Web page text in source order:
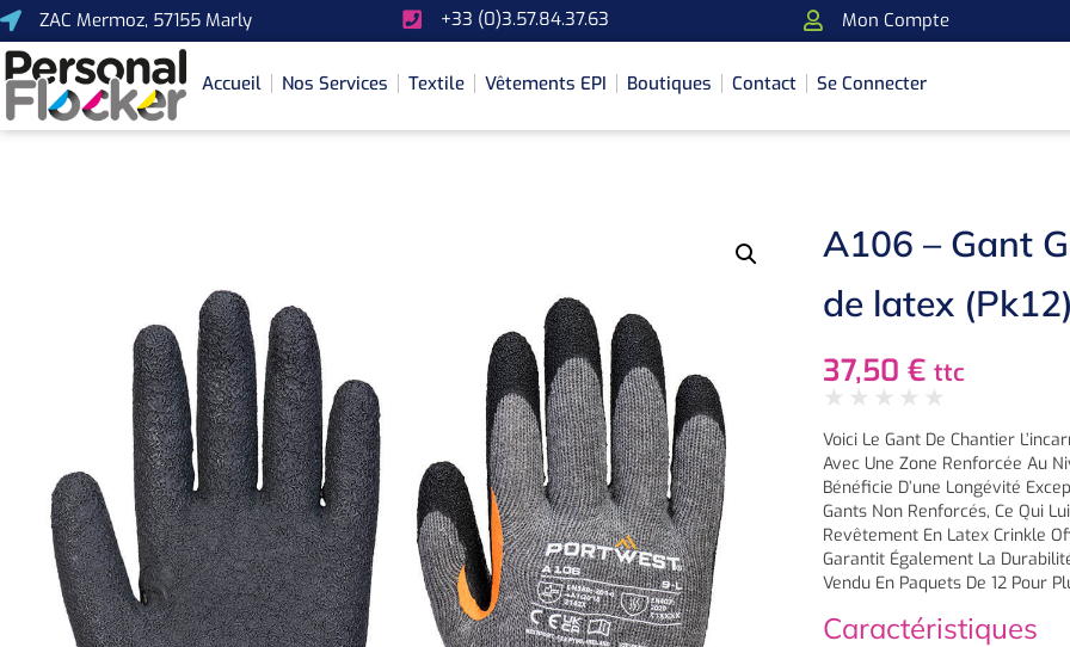
ZAC Mermoz, 57155 Marly +33 (0)3.57.84.37.63 Mon Compte
Accueil Nos Services Textile Vêtements EPI Boutiques Contact Se Connecter
A106 – Gant
de latex
37,50 € ttc
★ ★ ★ ★ ★
Voici Le Gant De Chantier
Avec Une Zone Renforcée Au
Bénéficie D’une Longévité
Gants Non Renforcés, Ce Qui
Revêtement En Latex Crinkle
Garantit Également La
Vendu En Paquets De 12 Pour
Caractéristiques